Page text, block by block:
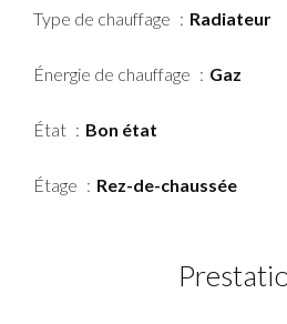
Type de chauffage Radiateur
Énergie de chauffage Gaz
État Bon état
Étage Rez-de-chaussée